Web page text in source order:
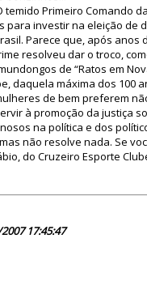
temido Primeiro Comando
para investir na eleição de
Parece que, após anos
resolveu dar o troco,
de “Ratos em
daquela máxima dos 100
de bem preferem
à promoção da justiça
na política e dos
não resolve nada. Se
do Cruzeiro Esporte
17:45:47